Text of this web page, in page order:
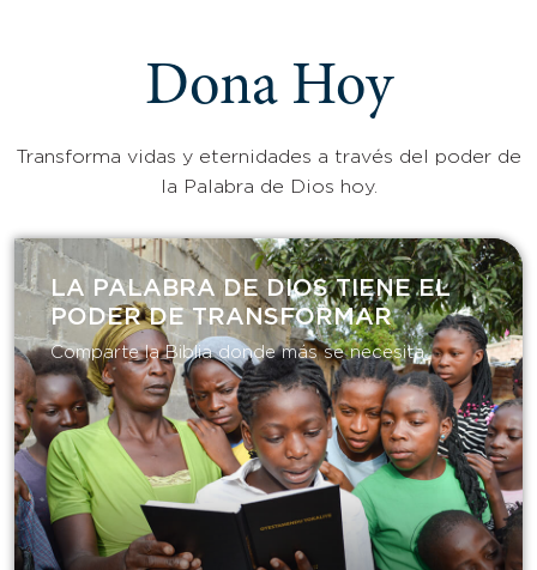
Dona Hoy
Transforma vidas y eternidades a través del poder de
la Palabra de Dios hoy.
LA PALABRA DE DIOS TIENE EL
PODER DE TRANSFORMAR​
Comparte la Biblia donde más se necesita.